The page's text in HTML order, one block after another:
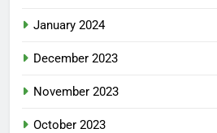
January 2024
December 2023
November 2023
October 2023